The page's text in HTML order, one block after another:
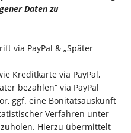
Daten zu
via PayPal & „Später
Kreditkarte via PayPal,
bezahlen“ via PayPal
ggf. eine Bonitätsauskunft
Verfahren unter
Hierzu übermittelt